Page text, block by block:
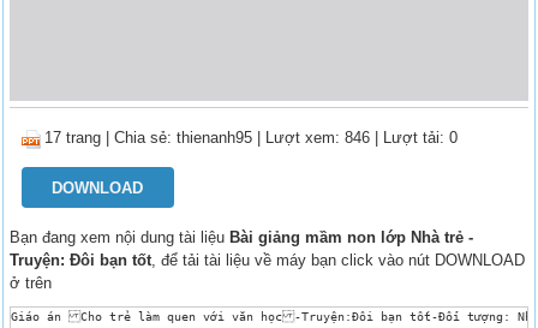
17 trang |Chia sẻ:thienanh95 | Lượt xem: 846 | Lượt tải: 0
DOWNLOAD
Bạn đang xem nội dung tài liệu Bài giảng mầm non lớp Nhà trẻ -
Truyện: Đôi bạn tốt, để tải tài liệu về máy bạn click vào nút DOWNLOAD
ở trên
Giáo án Cho trẻ làm quen với văn học-Truyện:Đôi bạn tốt-Đối tượng: